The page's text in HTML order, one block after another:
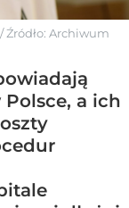
/ Źródło: Archiwum
a ich